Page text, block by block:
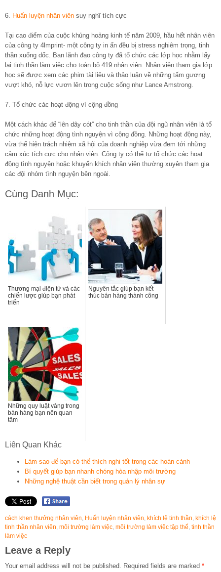
6. Huấn luyện nhân viên suy nghĩ tích cực
Tại cao điểm của cuộc khủng hoảng kinh tế năm 2009, hầu hết nhân viên
của công ty 4lmprint- một công ty in ấn đều bị stress nghiêm trọng, tinh
thần xuống dốc. Ban lãnh đạo công ty đã tổ chức các lớp học nhằm lấy
lại tinh thần làm việc cho toàn bộ 419 nhân viên. Nhân viên tham gia lớp
học sẽ được xem các phim tài liêu và thảo luận về những tấm gương
vượt khó, nỗ lực vươn lên trong cuộc sống như Lance Amstrong.
7. Tổ chức các hoạt động vì cộng đồng
Một cách khác để “lên dây cót” cho tinh thần của đội ngũ nhân viên là tổ
chức những hoạt động tình nguyện vì cộng đồng. Những hoạt động này,
vừa thể hiện trách nhiệm xã hội của doanh nghiệp vừa đem tới những
cảm xúc tích cực cho nhân viên. Công ty có thể tự tổ chức các hoạt
động tình nguyện hoặc khuyến khích nhân viên thường xuyên tham gia
các đội nhóm tình nguyện bên ngoài.
Cùng Danh Mục:
Thương mại điện tử và các
chiến lược giúp bạn phát
triển
Nguyên tắc giúp bạn kết
thúc bán hàng thành công
Những quy luật vàng trong
bán hàng bạn nên quan
tâm
Liên Quan Khác
Làm sao để bạn có thể thích nghi tốt trong các hoàn cảnh
Bí quyết giúp bạn nhanh chóng hòa nhập môi trường
Những nghệ thuật cần biết trong quản lý nhân sự
cách khen thưởng nhân viên, Huấn luyện nhân viên, khích lệ tinh thần, khích lệ
tinh thần nhân viên, môi trường làm việc, môi trường làm việc tập thể, tinh thần
làm việc
Leave a Reply
Your email address will not be published. Required fields are marked *